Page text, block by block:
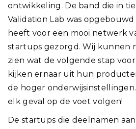
ontwikkeling. De band die in
Validation Lab was opgebouwd
heeft voor een mooi netwerk
startups gezorgd. Wij kunnen
zien wat de volgende stap
kijken ernaar uit hun
de hoger
elk geval op de voet volgen!
De startups die deelnamen